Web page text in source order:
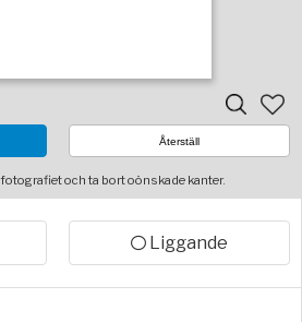
Återställ
och ta bort oönskade kanter.
Liggande